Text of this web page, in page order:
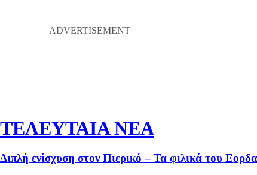
ΤΕΛΕΥΤΑΙΑ ΝΕΑ
Διπλή ενίσχυση στον Πιερικό – Τα φιλικά του